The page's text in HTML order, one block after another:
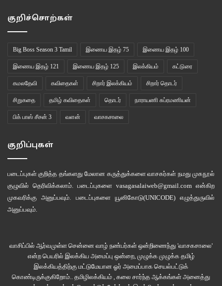
தொலைத்துவிடுகிறேன் நான்
எனது கனவுகளும், ஏக்கங்களும் உன் முன்பு
இணைய இதழ் 107
குறிச்சொற்கள்
Big Boss Season 3 Tamil இணைய இதழ் 75 இணைய இதழ் 100
இணைய இதழ் 121 இணைய இதழ் 125 இலக்கியம் கட்டுரை
கமலதேவி கவிதைகள் சிறார் இலக்கியம் சிறார் தொடர்
சிறுகதை தமிழ் கவிதைகள் தொடர் நாராயணி சுப்ரமணியன்
பிக் பாஸ் சீசன் 3 வளன் வாசகசாலை
குறிப்புகள்
படைப்புகள் குறித்த தங்களது மேலான கருத்துக்களை வாசகர்கள் நமது முகநூல்
குழுவில் தெரிவிக்கலாம். படைப்புகளை vasagasalaiweb@gmail.com என்கிற
முகவரிக்கு அனுப்பவும். படைப்புகளை யூனிகோடு(UNICODE)எழுத்துருவில்
அனுப்பவும்.
வாசிப்பில் ஆர்வமுள்ள சென்னை வாழ் நண்பர்கள் ஒன்றிணைந்து 'வாசகசாலை'
என்ற பெயரில் இலக்கிய அமைப்பு ஒன்றை, முழுக்க முழுக்க தமிழ்
இலக்கியத்திற்கு மட்டுமேயான ஓர் அமைப்பாக செயல்பட்டுக்
கொண்டிருக்குகிறோம்.. தமிழிலக்கியம் , கலை சார்ந்த ஆக்கங்கள் அனைத்து